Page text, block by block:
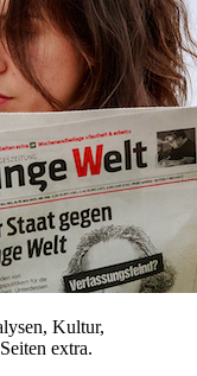
Kultur,
extra.